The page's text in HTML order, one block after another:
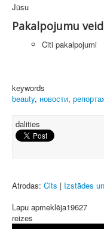
Jūsu
Pakalpojumu
Citi pakalpojumi
keywords
beauty, новости,
dalities
Atrodas: Cits | Izstādes
Lapu apmeklēja19627
reizes